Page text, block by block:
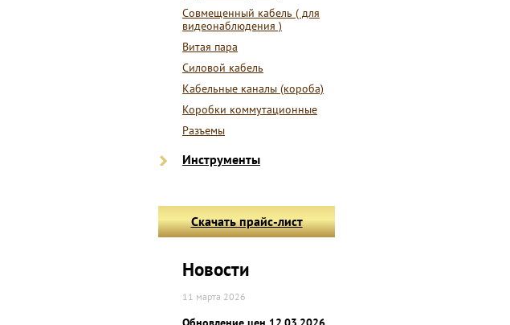
Совмещенный кабель ( для
видеонаблюдения )
Витая пара
Силовой кабель
Кабельные каналы (короба)
Коробки коммутационные
Разъемы
Инструменты
Скачать прайс-лист
Новости
11 марта 2026